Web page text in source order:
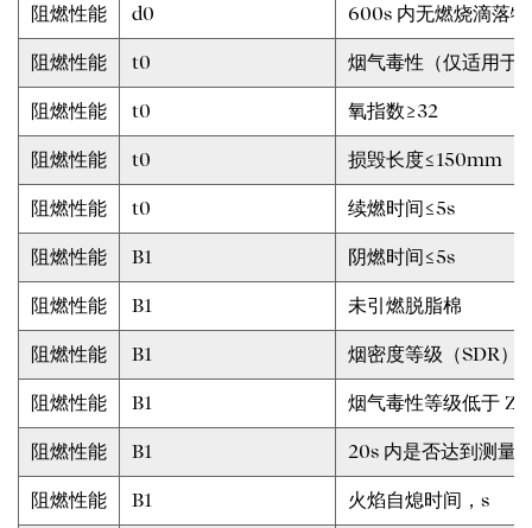
阻燃性能 d0 600s 内无燃烧滴落
阻燃性能 t0 烟气毒性（仅适用于
阻燃性能 t0 氧指数≥32
阻燃性能 t0 损毁长度≤150mm
阻燃性能 t0 续燃时间≤5s
阻燃性能 B1 阴燃时间≤5s
阻燃性能 B1 未引燃脱脂棉
阻燃性能 B1 烟密度等级（SDR）
阻燃性能 B1 烟气毒性等级低于
阻燃性能 B1 20s 内是否达到测量
阻燃性能 B1 火焰自熄时间，s